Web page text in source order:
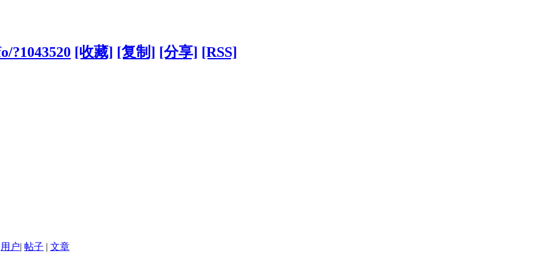
?1043520 [收藏] [复制] [分享] [RSS]
用户| 帖子 | 文章